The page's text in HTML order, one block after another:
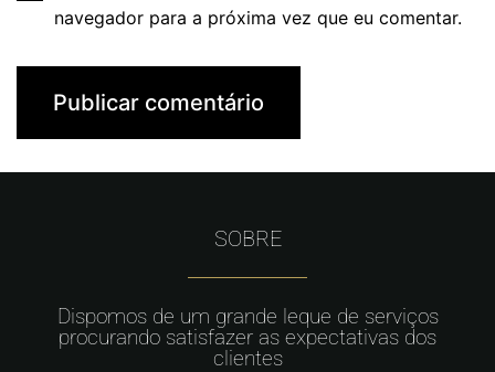
navegador para a próxima vez que eu comentar.
SOBRE
Dispomos de um grande leque de serviços
procurando satisfazer as expectativas dos
clientes